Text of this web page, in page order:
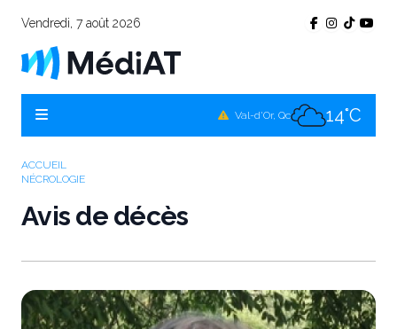
Vendredi, 7 août 2026
Val-d'Or, Qc 14°C
ACCUEIL
NÉCROLOGIE
Avis de décès